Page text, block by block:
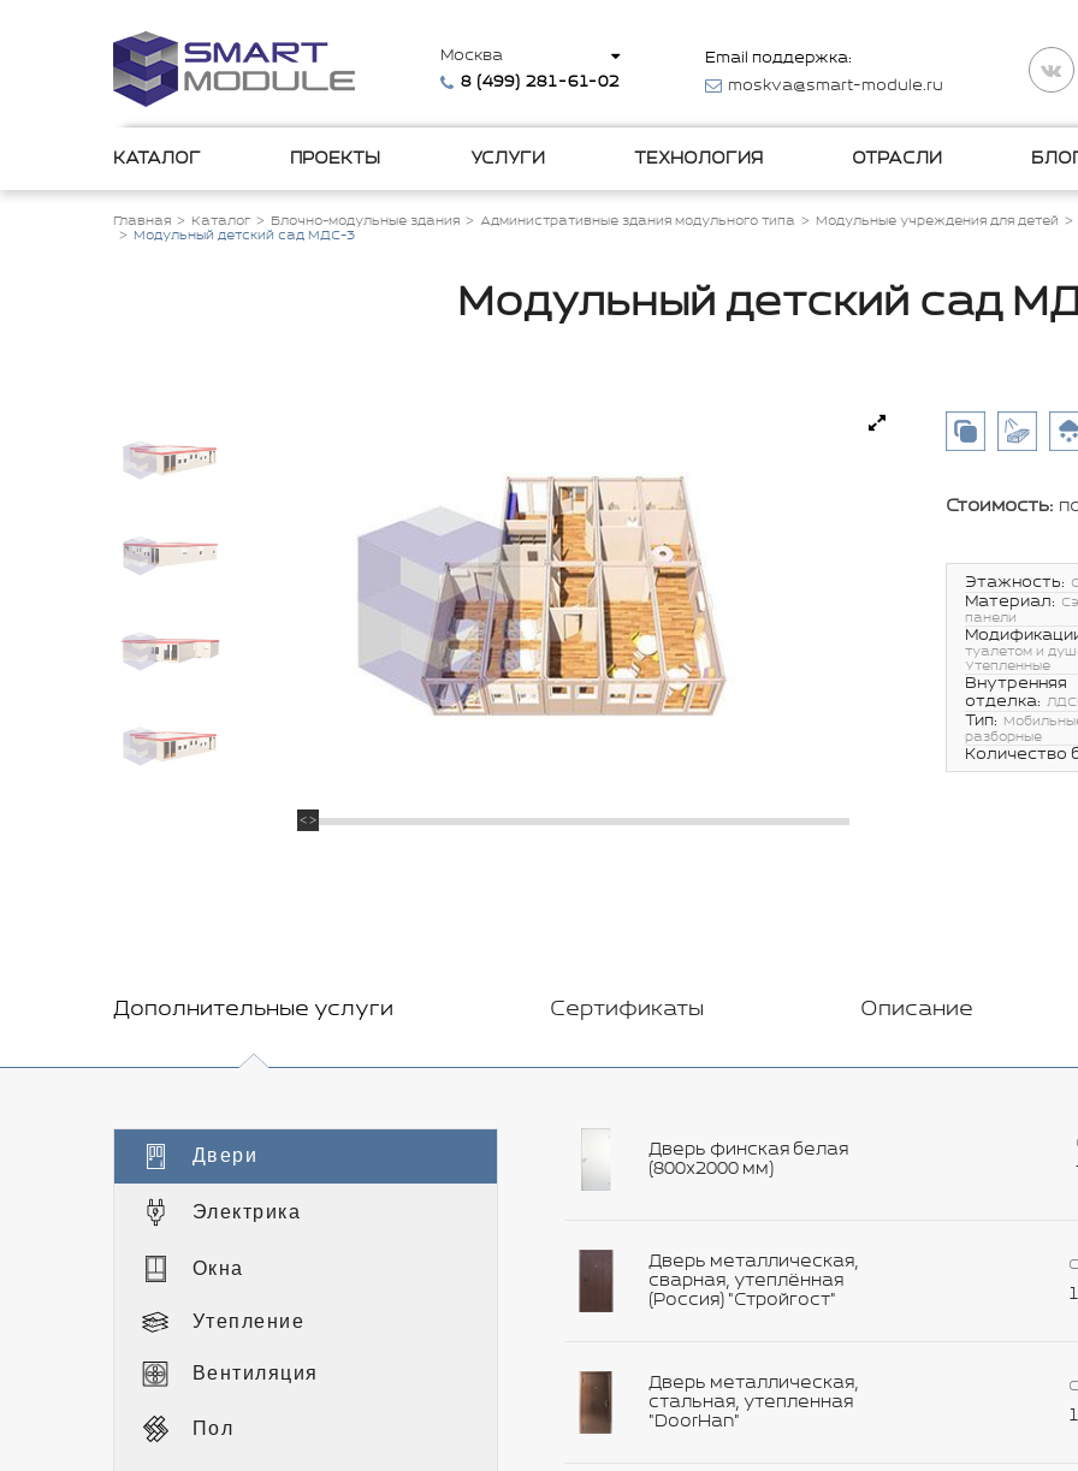
Москва
8 (499) 281-61-02
Email поддержка:
moskva@smart-module.ru
КАТАЛОГ ПРОЕКТЫ УСЛУГИ ТЕХНОЛОГИЯ ОТРАСЛИ
Главная Каталог Блочно-модульные здания Административные здания модульного типа
Модульные учреждения для детей
Модульный детский сад МДС-3
Модульный детский сад
Стоимость:
Этажность:
Материал:
панели
туалетом и
Утепленные
Внутренняя
отделка:
Тип:
разборные
Количество
Дополнительные услуги Сертификаты Описание
Двери
Электрика
Окна
Утепление
Вентиляция
Пол
Дверь финская белая
(800х2000 мм)
Дверь металлическая,
сварная, утеплённая
(Россия) "Стройгост"
Дверь металлическая,
стальная, утепленная
"DoorHan"